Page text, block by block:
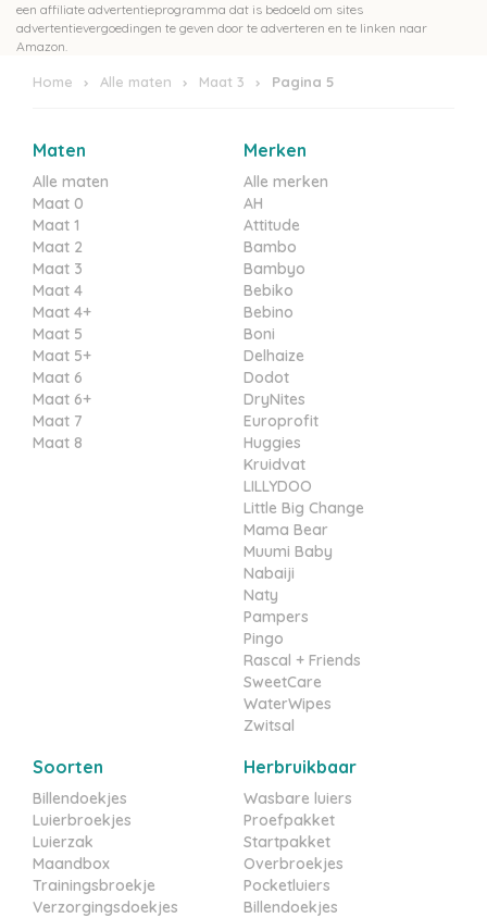
een affiliate advertentieprogramma dat is bedoeld om sites
advertentievergoedingen te geven door te adverteren en te linken naar
Amazon.
Home Alle maten Maat 3 Pagina 5
Maten
Alle maten
Maat 0
Maat 1
Maat 2
Maat 3
Maat 4
Maat 4+
Maat 5
Maat 5+
Maat 6
Maat 6+
Maat 7
Maat 8
Merken
Alle merken
AH
Attitude
Bambo
Bambyo
Bebiko
Bebino
Boni
Delhaize
Dodot
DryNites
Europrofit
Huggies
Kruidvat
LILLYDOO
Little Big Change
Mama Bear
Muumi Baby
Nabaiji
Naty
Pampers
Pingo
Rascal + Friends
SweetCare
WaterWipes
Zwitsal
Soorten
Billendoekjes
Luierbroekjes
Luierzak
Maandbox
Trainingsbroekje
Verzorgingsdoekjes
Herbruikbaar
Wasbare luiers
Proefpakket
Startpakket
Overbroekjes
Pocketluiers
Billendoekjes